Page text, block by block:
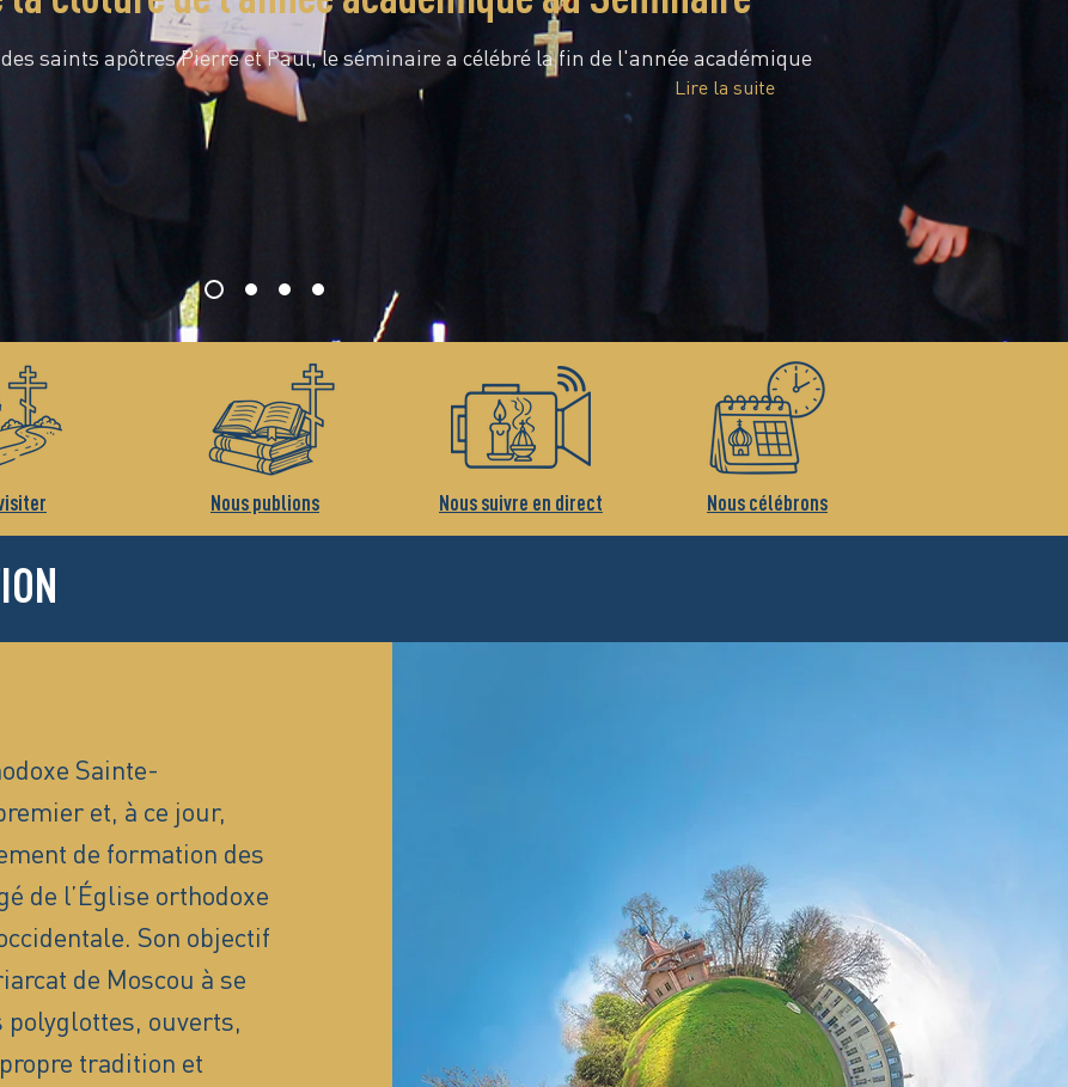
saints apôtres Pierre et Paul, le séminaire a célébré la fin de l'année académique
Lire la suite
Nous publions Nous suivre en direct Nous célébrons
Sainte-
et, à ce jour,
de formation des
de l’Église orthodoxe
Son objectif
de Moscou à se
polyglottes, ouverts,
tradition et